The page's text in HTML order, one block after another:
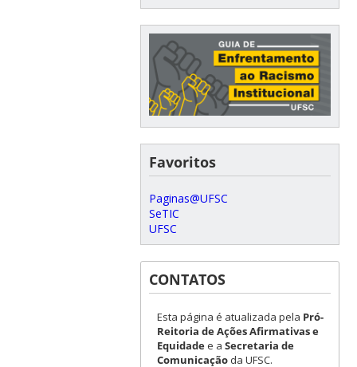
Favoritos
Paginas@UFSC
SeTIC
UFSC
CONTATOS
Esta página é atualizada pela Pró-
Reitoria de Ações Afirmativas e
Equidadee a Secretaria de
Comunicaçãoda UFSC.